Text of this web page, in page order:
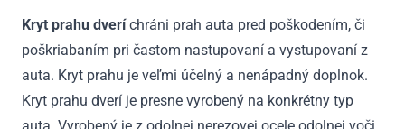
-
2015
Kryt prahu dveríchráni prah auta pred poškodením, či
poškriabaním pri častom nastupovaní a vystupovaní z
auta. Kryt prahu je veľmi účelný a nenápadný doplnok.
Kryt prahu dverí je presne vyrobený na konkrétny typ
auta. Vyrobený je z odolnej nerezovej ocele odolnej voči